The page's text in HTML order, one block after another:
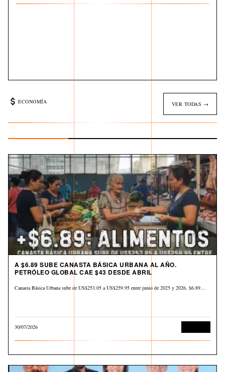
ECONOMÍA VER TODAS →
A $6.89 SUBE CANASTA BÁSICA URBANA AL AÑO.
PETRÓLEO GLOBAL CAE $43 DESDE ABRIL
Canasta Básica Urbana sube de US$253.05 a US$259.95 entre junio de 2025 y 2026, $6.89…
30/07/2026